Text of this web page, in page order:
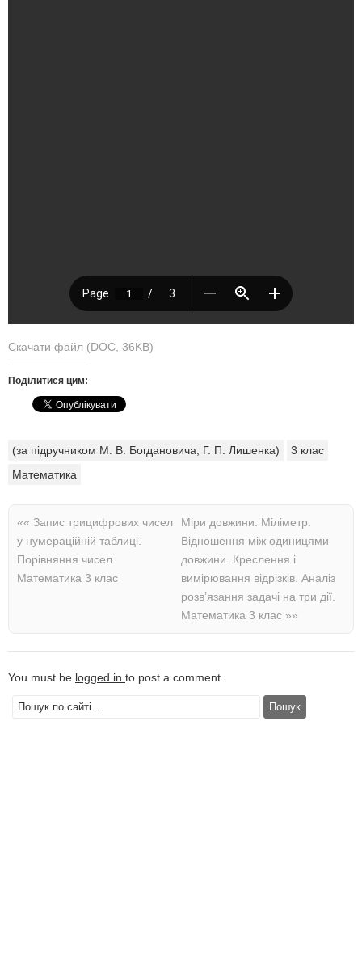
Скачати файл (DOC, 36KB)
Поділитися цим:
(за підручником М. В. Богдановича, Г. П. Лишенка)
3 клас
Математика
«« Запис трицифрових чисел
у нумераційній таблиці.
Порівняння чисел.
Математика 3 клас
Міри довжини. Міліметр.
Відношення між одиницями
довжини. Креслення і
вимірювання відрізків. Аналіз
розв’язання задачі на три дії.
Математика 3 клас »»
You must be logged in to post a comment.